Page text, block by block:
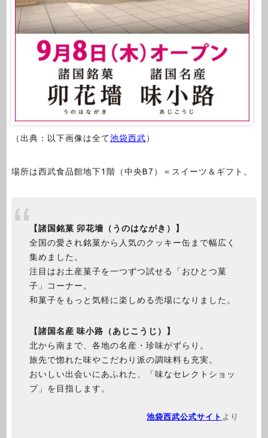
（出典：以下画像は全て池袋西武）
場所は西武食品館地下1階（中央B7）＝スイーツ＆ギフト。
【諸国銘菓 卯花墻（うのはながき）】
全国の愛され銘菓から人気のクッキー缶まで幅広く
集めました。
注目はお土産菓子を一つずつ試せる「おひとつ菓
子」コーナー。
和菓子をもっと気軽に楽しめる売場になりました。
【諸国名産 味小路（あじこうじ）】
北から南まで、各地の名産・珍味がずらり。
旅先で惚れた味やこだわり派の調味料も充実。
おいしい出会いにあふれた、「味なセレクトショッ
プ」を目指します。
池袋西武公式サイト より